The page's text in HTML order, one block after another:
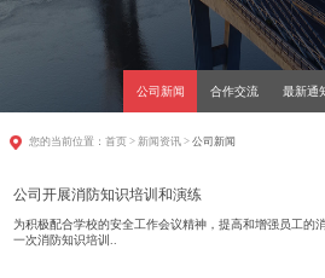
公司新闻 合作交流 最新通
您的当前位置： 首页 > 新闻资讯 > 公司新闻
公司开展消防知识培训和演练
为积极配合学校的安全工作会议精神，提高和增强员工的
一次消防知识培训..